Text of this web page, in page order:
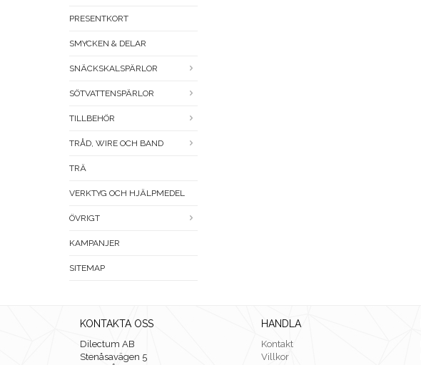
PRESENTKORT
SMYCKEN & DELAR
SNÄCKSKALSPÄRLOR
SÖTVATTENSPÄRLOR
TILLBEHÖR
TRÅD, WIRE OCH BAND
TRÄ
VERKTYG OCH HJÄLPMEDEL
ÖVRIGT
KAMPANJER
SITEMAP
KONTAKTA OSS
Dilectum AB
Stenåsavägen 5
HANDLA
Kontakt
Villkor